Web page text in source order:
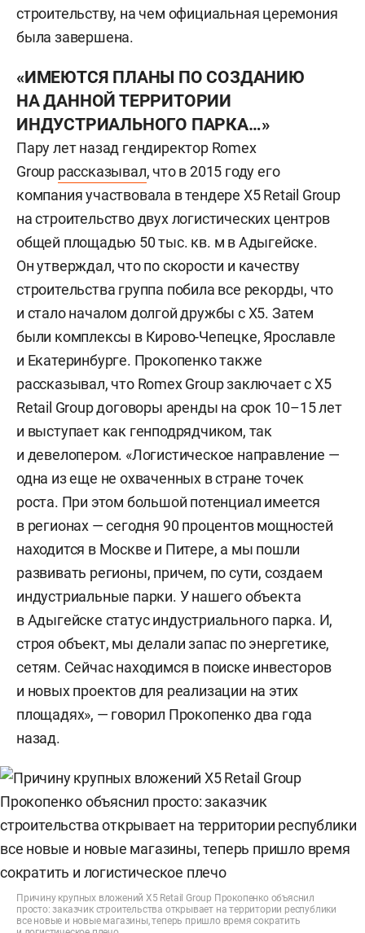
строительству, на чем официальная церемония
была завершена.
«ИМЕЮТСЯ ПЛАНЫ ПО СОЗДАНИЮ
НА ДАННОЙ ТЕРРИТОРИИ
ИНДУСТРИАЛЬНОГО ПАРКА…»
Пару лет назад гендиректор Romex
Group рассказывал, что в 2015 году его
компания участвовала в тендере X5 Retail Group
на строительство двух логистических центров
общей площадью 50 тыс. кв. м в Адыгейске.
Он утверждал, что по скорости и качеству
строительства группа побила все рекорды, что
и стало началом долгой дружбы с X5. Затем
были комплексы в Кирово-Чепецке, Ярославле
и Екатеринбурге. Прокопенко также
рассказывал, что Romex Group заключает с X5
Retail Group договоры аренды на срок 10–15 лет
и выступает как генподрядчиком, так
и девелопером. «Логистическое направление —
одна из еще не охваченных в стране точек
роста. При этом большой потенциал имеется
в регионах — сегодня 90 процентов мощностей
находится в Москве и Питере, а мы пошли
развивать регионы, причем, по сути, создаем
индустриальные парки. У нашего объекта
в Адыгейске статус индустриального парка. И,
строя объект, мы делали запас по энергетике,
сетям. Сейчас находимся в поиске инвесторов
и новых проектов для реализации на этих
площадях», — говорил Прокопенко два года
назад.
Причину крупных вложений X5 Retail Group Прокопенко объяснил
просто: заказчик строительства открывает на территории республики
все новые и новые магазины, теперь пришло время сократить